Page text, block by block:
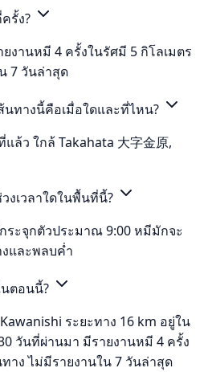
รั้ง?
งานหมี 4 ครั้งในรัศมี 5 กิโลเมตร
7 วันล่าสุด
นทางนี้คือเมื่อใดและที่ไหน?
ล้ว ใกล้ Takahata 大字金原,
เวลาใดในพื้นที่นี้?
ระจุกตัวประมาณ 9:00 หมีมักจะ
และพลบค่ำ
ตอนนี้?
ระยะทาง 16 km อยู่ใน
วันที่ผ่านมา มีรายงานหมี 4 ครั้ง
าง ไม่มีรายงานใน 7 วันล่าสุด